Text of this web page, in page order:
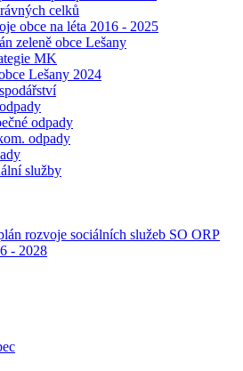
celků
obce na léta 2016 - 2025
zeleně obce Lešany
MK
Lešany 2024
odpady
odpady
služby
rozvoje sociálních služeb SO ORP
- 2028